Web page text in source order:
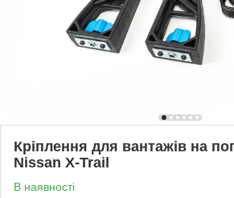
Кріплення для вантажів на
Nissan X-Trail
В наявності